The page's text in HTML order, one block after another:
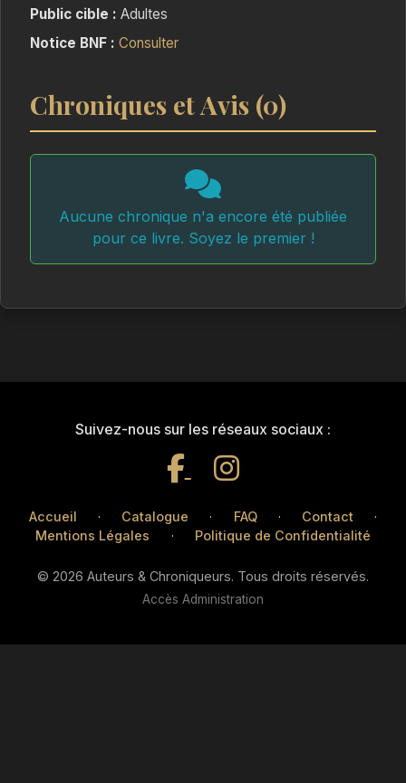
Public cible : Adultes
Notice BNF : Consulter
Chroniques et Avis (0)
Aucune chronique n'a encore été publiée
pour ce livre. Soyez le premier !
Suivez-nous sur les réseaux sociaux :
Accueil · Catalogue · FAQ · Contact
·
Mentions Légales
· Politique de Confidentialité
© 2026 Auteurs & Chroniqueurs. Tous droits réservés.
Accès Administration